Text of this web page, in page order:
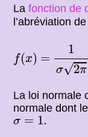
Lafonction de
l’abréviation de
f(x)
f(x =
=
1
σ√2π
La loi normale
normale dont
σ = 1.
σ=1.